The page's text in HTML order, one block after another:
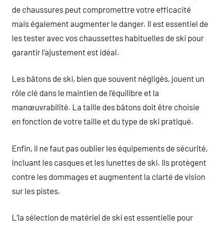
de chaussures peut compromettre votre efficacité
mais également augmenter le danger. Il est essentiel de
les tester avec vos chaussettes habituelles de ski pour
garantir l’ajustement est idéal.
Les bâtons de ski, bien que souvent négligés, jouent un
rôle clé dans le maintien de l’équilibre et la
manœuvrabilité. La taille des bâtons doit être choisie
en fonction de votre taille et du type de ski pratiqué.
Enfin, il ne faut pas oublier les équipements de sécurité,
incluant les casques et les lunettes de ski. Ils protègent
contre les dommages et augmentent la clarté de vision
sur les pistes.
L’la sélection de matériel de ski est essentielle pour